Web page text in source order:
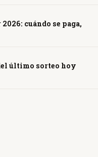
cuándo se paga,
último sorteo hoy